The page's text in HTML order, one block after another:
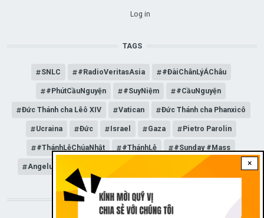
×
Log in
TAGS
SNLC #RadioVeritasAsia #ĐàiChânLýÁChâu
#PhútCầuNguyện #SuyNiệm #CầuNguyện
Đức Thánh cha Lêô XIV Vatican Đức Thánh cha Phanxicô
Ucraina Đức Israel Gaza Pietro Parolin
#ThánhLễChúaNhật #ThánhLễ #Sunday #Mass
Angelus Đức Giáo hoàng Lêô XIV General Audience
STAY CONNECTED WITH US!